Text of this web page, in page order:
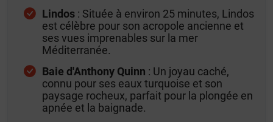
Lindos : Située à environ 25 minutes, Lindos
est célèbre pour son acropole ancienne et
ses vues imprenables sur la mer
Méditerranée.
Baie d'Anthony Quinn : Un joyau caché,
connu pour ses eaux turquoise et son
paysage rocheux, parfait pour la plongée en
apnée et la baignade.